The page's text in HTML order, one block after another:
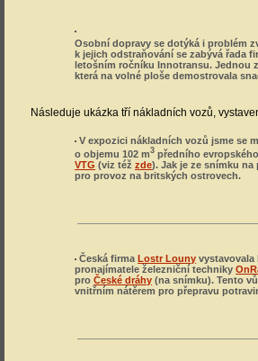
Osobní dopravy se dotýká i problém
k jejich odstraňování se zabývá řada
letošním ročníku Innotransu. Jednou
která na volné ploše demostrovala
Následuje ukázka tří nákladních vozů,
V expozici nákladních vozů jsme se
o objemu 102 m3 předního
VTG (viz téžzde). Jak je ze snímku
pro provoz na britských ostrovech.
Česká firmaLostr Louny vystavovala
pronajímatele železniční techniky
proČeské dráhy (na snímku). Tento
vnitřním nátěrem pro přepravu